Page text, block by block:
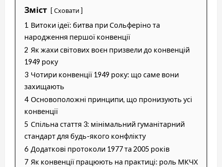
Зміст Сховати
1 Витоки ідеї: битва при Сольферіно та
народження першої конвенції
2 Як жахи світових воєн призвели до конвенцій
1949 року
3 Чотири конвенції 1949 року: що саме вони
захищають
4 Основоположні принципи, що пронизують усі
конвенції
5 Спільна стаття 3: мінімальний гуманітарний
стандарт для будь-якого конфлікту
6 Додаткові протоколи 1977 та 2005 років
7 Як конвенції працюють на практиці: роль МКЧХ